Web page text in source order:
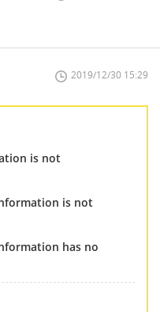
2019/12/30 15:29
is not
is not
has no